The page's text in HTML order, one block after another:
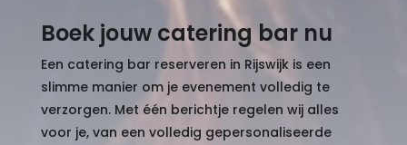
Boek jouw catering bar nu
Een catering bar reserveren in Rijswijk is een
slimme manier om je evenement volledig te
verzorgen. Met één berichtje regelen wij alles
voor je, van een volledig gepersonaliseerde